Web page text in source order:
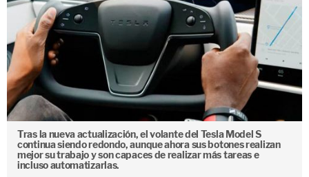
Tras la nueva actualización, el volante del Tesla Model S
continua siendo redondo, aunque ahora sus botones realizan
mejor su trabajo y son capaces de realizar más tareas e
incluso automatizarlas.